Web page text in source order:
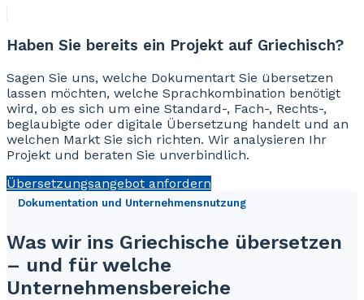
Haben Sie bereits ein Projekt auf Griechisch?
Sagen Sie uns, welche Dokumentart Sie übersetzen
lassen möchten, welche Sprachkombination benötigt
wird, ob es sich um eine Standard-, Fach-, Rechts-,
beglaubigte oder digitale Übersetzung handelt und an
welchen Markt Sie sich richten. Wir analysieren Ihr
Projekt und beraten Sie unverbindlich.
Übersetzungsangebot anfordern
Dokumentation und Unternehmensnutzung
Was wir ins Griechische übersetzen
– und für welche
Unternehmensbereiche